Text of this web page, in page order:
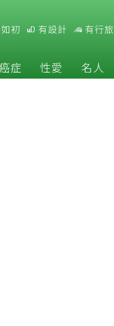
初 有設計 有行旅
癌症 性愛 名人